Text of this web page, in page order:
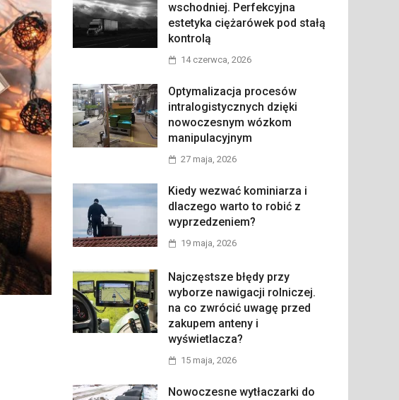
wschodniej. Perfekcyjna
estetyka ciężarówek pod stałą
kontrolą
14 czerwca, 2026
Optymalizacja procesów
intralogistycznych dzięki
nowoczesnym wózkom
manipulacyjnym
27 maja, 2026
Kiedy wezwać kominiarza i
dlaczego warto to robić z
wyprzedzeniem?
19 maja, 2026
Najczęstsze błędy przy
wyborze nawigacji rolniczej.
na co zwrócić uwagę przed
zakupem anteny i
wyświetlacza?
15 maja, 2026
Nowoczesne wytłaczarki do